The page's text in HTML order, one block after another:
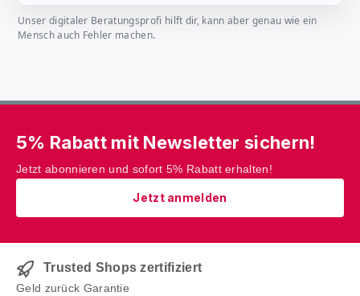
Unser digitaler Beratungsprofi hilft dir, kann aber genau wie ein
Mensch auch Fehler machen.
5% Rabatt mit Newsletter sichern!
Jetzt abonnieren und sofort 5% Rabatt erhalten!
Jetzt anmelden
Trusted Shops zertifiziert
Geld zurück Garantie